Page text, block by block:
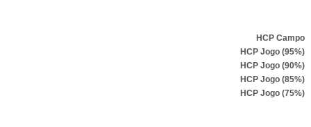
HCP Campo
HCP Jogo (95%)
HCP Jogo (90%)
HCP Jogo (85%)
HCP Jogo (75%)